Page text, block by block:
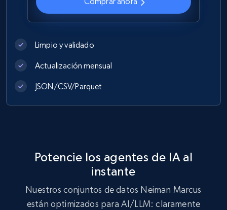
more.
1.2K+ 208+
1.1K+ 149+ Buy Now
Limpio y validado
Actualización mensual
JSON/CSV/Parquet
Potencie los agentes de IA al
instante
Nuestros conjuntos de datos Neiman Marcus
están optimizados para AI/LLM: claramente